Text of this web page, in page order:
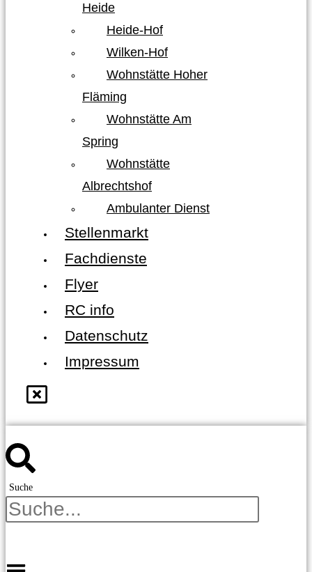
Heide
Heide-Hof
Wilken-Hof
Wohnstätte Hoher
Fläming
Wohnstätte Am
Spring
Wohnstätte
Albrechtshof
Ambulanter Dienst
Stellenmarkt
Fachdienste
Flyer
RC info
Datenschutz
Impressum
Suche